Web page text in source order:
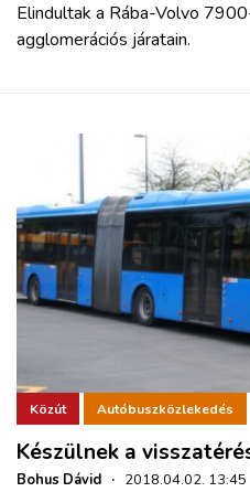
Elindultak a Rába-Volvo
agglomerációs járatain.
Közút Autóbuszközlekedés
Készülnek a
Bohus Dávid · 2018.04.02. 13:45